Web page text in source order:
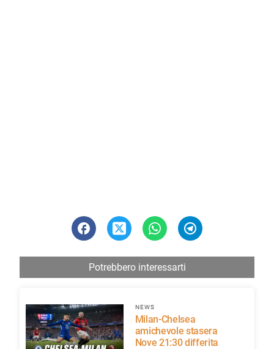
Potrebbero interessarti
NEWS
Milan-Chelsea
amichevole stasera
Nove 21:30 differita